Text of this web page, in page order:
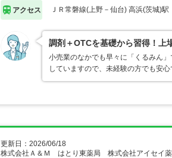
アクセス ＪＲ常磐線(上野－仙台) 高浜(茨城)駅
調剤＋OTCを基礎から習得！上
小売業のなかでも早々に「くるみん
していますので、未経験の方でも安心
更新日：2026/06/18
株式会社Ａ＆Ｍ はとり東薬局 株式会社アイセイ薬